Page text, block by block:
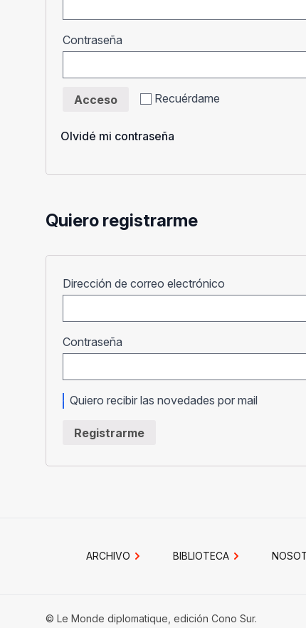
Contraseña
Recuérdame
Acceso
Olvidé mi contraseña
Quiero registrarme
Dirección de correo electrónico
Contraseña
Quiero recibir las novedades por mail
Registrarme
ARCHIVO BIBLIOTECA
© Le Monde diplomatique, edición Cono Sur.